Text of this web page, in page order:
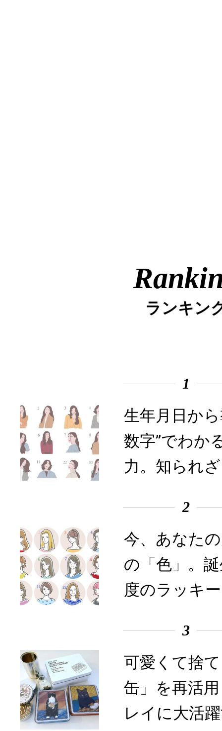
ランキン
1
生年月日か
数字”でわか
力。知られ
2
今、あなた
の「色」。
度のラッキ
3
可愛くて捨
缶」を再活
レイに大活